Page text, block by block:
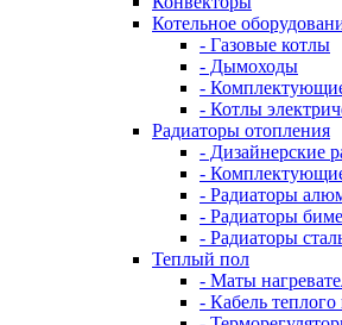
Котельное
- Газовые котлы
- Дымоходы
-
- Котлы
Радиаторы отопления
- Дизайнерские
-
- Радиаторы
- Радиаторы
- Радиаторы
Теплый пол
- Маты
- Кабель теплого